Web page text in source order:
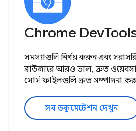
Chrome
সমস্যাগুলি নির্ণয় করুন এবং
ব্রাউজারে আরও ভাল, দ্রুত
সোর্স ফাইলগুলি দ্রুত সম্পাদনা
সব ডকুমেন্টেশন দেখুন